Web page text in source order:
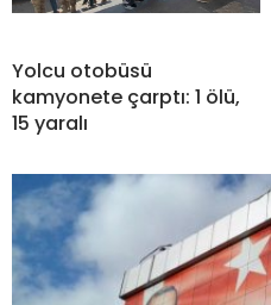
Yolcu otobüsü
kamyonete çarptı: 1 ölü,
15 yaralı